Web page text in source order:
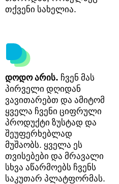
თქვენი სახელია.
დოდო არის. ჩვენ მას
პირველი დღიდან
ვავითარებთ და ამიტომ
ყველა ჩვენი ციფრული
პროდუქტი ზუსტად და
შეუფერხებლად
მუშაობს. ყველა ეს
თვისებები და მრავალი
სხვა აწარმოებს ჩვენს
საკუთარ პლატფორმას.